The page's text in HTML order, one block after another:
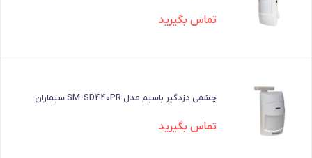
تماس بگیرید
چشمی دزدگیر باسیم مدل SM-SD440PR سیماران
تماس بگیرید